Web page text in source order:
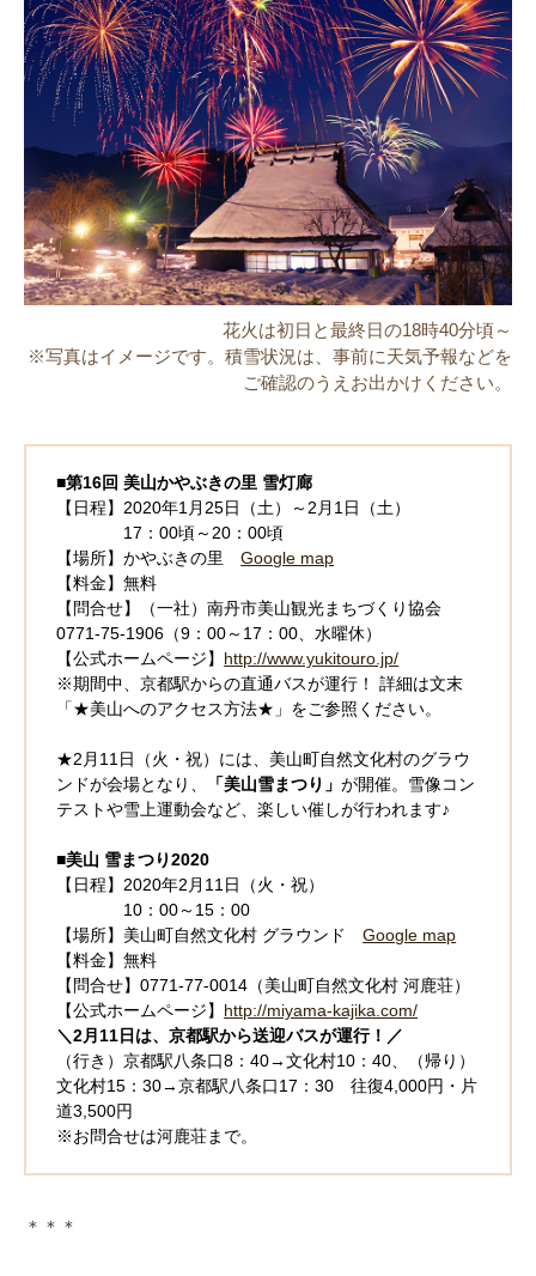
花火は初日と最終日の18時40分頃～
※写真はイメージです。積雪状況は、事前に天気予報などを
ご確認のうえお出かけください。
■第16回 美山かやぶきの里 雪灯廊
【日程】2020年1月25日（土）～2月1日（土）
17：00頃～20：00頃
【場所】かやぶきの里Google map
【料金】無料
【問合せ】（一社）南丹市美山観光まちづくり協会
0771-75-1906（9：00～17：00、水曜休）
【公式ホームページ】 http://www.yukitouro.jp/
※期間中、京都駅からの直通バスが運行！ 詳細は文末
「★美山へのアクセス方法★」をご参照ください。
★2月11日（火・祝）には、美山町自然文化村のグラウ
ンドが会場となり、
「美山雪まつり」が開催。雪像コン
テストや雪上運動会など、楽しい催しが行われます♪
■美山 雪まつり2020
【日程】2020年2月11日（火・祝）
10：00～15：00
【場所】美山町自然文化村 グラウンドGoogle map
【料金】無料
【問合せ】0771-77-0014（美山町自然文化村 河鹿荘）
【公式ホームページ】 http://miyama-kajika.com/
＼2月11日は、京都駅から送迎バスが運行！／
（行き）京都駅八条口8：40→文化村10：40、（帰り）
文化村15：30→京都駅八条口17：30 往復4,000円・片
道3,500円
※お問合せは河鹿荘まで。
＊＊＊